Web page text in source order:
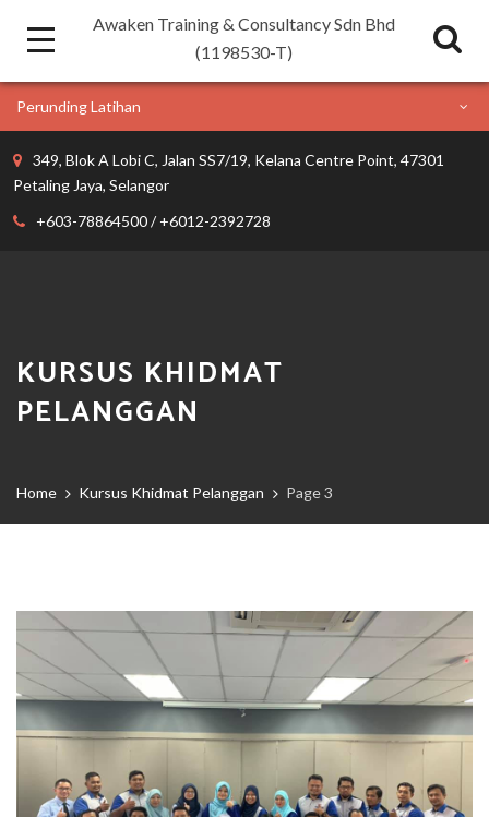
Awaken Training & Consultancy Sdn Bhd
(1198530-T)
Perunding Latihan
349, Blok A Lobi C, Jalan SS7/19, Kelana Centre Point, 47301
Petaling Jaya, Selangor
+603-78864500 / +6012-2392728
KURSUS KHIDMAT
PELANGGAN
Home Kursus Khidmat Pelanggan Page 3